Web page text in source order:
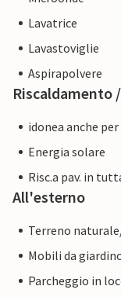
Lavatrice
Lavastoviglie
Aspirapolvere
Riscaldamento
idonea anche
Energia solare
Risc.a pav. in
All'esterno
Terreno
Mobili da
Parcheggio in